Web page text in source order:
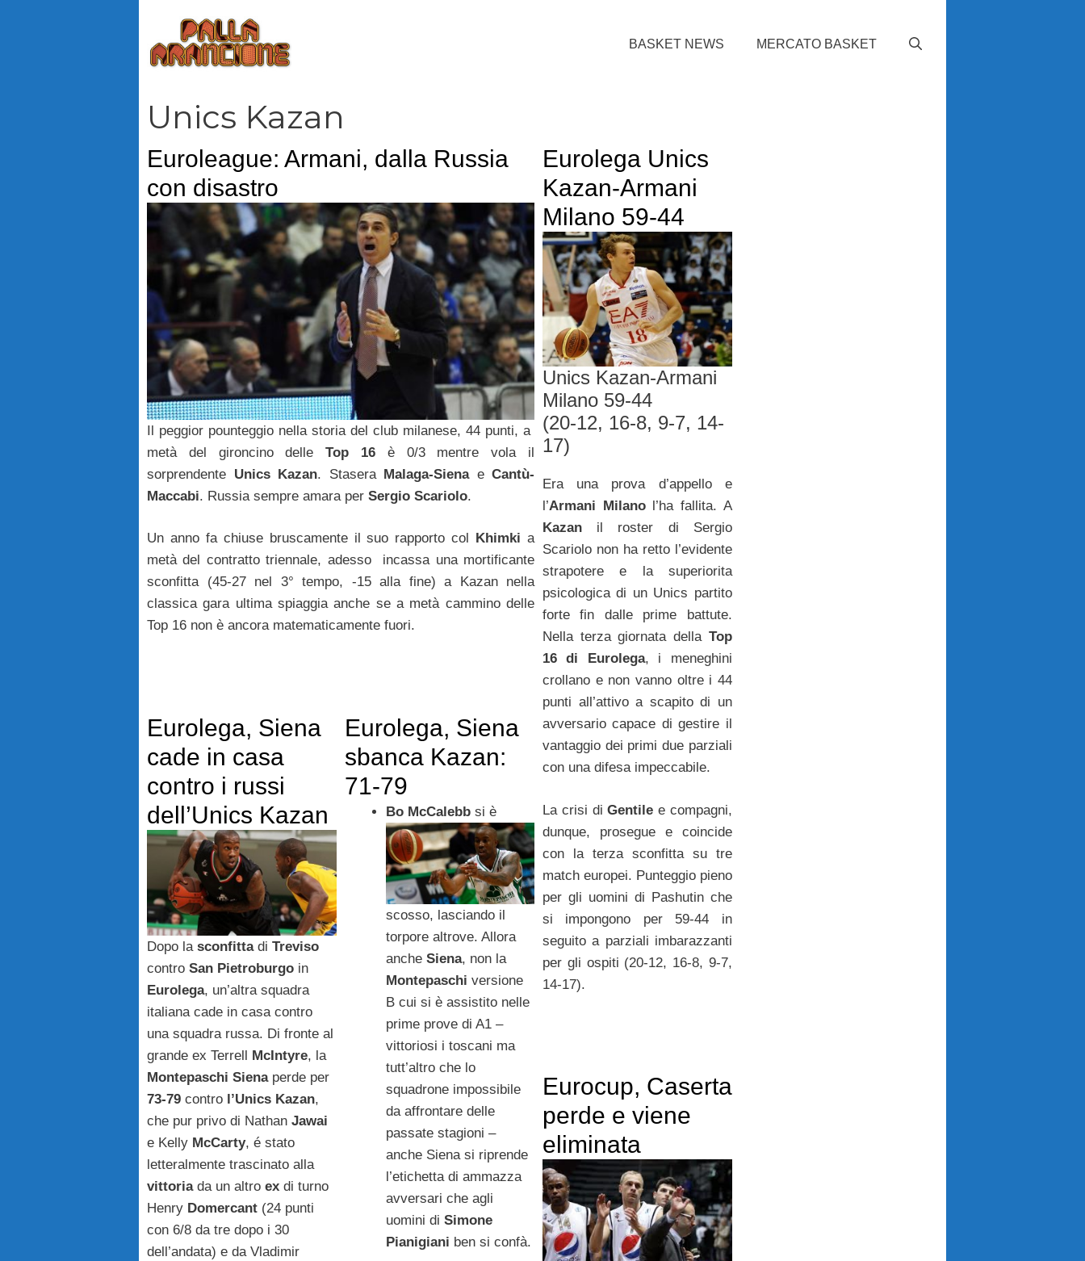
BASKET NEWS MERCATO BASKET
Unics Kazan
Euroleague: Armani, dalla Russia
con disastro
Il peggior pounteggio nella storia del club milanese, 44 punti, a
metà del gironcino delleTop 16 è 0/3 mentre vola il
sorprendente Unics Kazan. Stasera Malaga-Sienae Cantù-
Maccabi. Russia sempre amara per Sergio Scariolo.
Un anno fa chiuse bruscamente il suo rapporto col Khimki a
metà del contratto triennale, adesso incassa una mortificante
sconfitta (45-27 nel 3° tempo, -15 alla fine) a Kazan nella
classica gara ultima spiaggia anche se a metà cammino delle
Top 16 non è ancora matematicamente fuori.
Eurolega Unics
Kazan-Armani
Milano 59-44
Unics Kazan-Armani
Milano 59-44
(20-12, 16-8, 9-7, 14-
17)
Era una prova d’appello e
l’Armani Milanol’ha fallita. A
Kazanil roster di Sergio
Scariolo non ha retto l’evidente
strapotere e la superiorita
psicologica di un Unics partito
forte fin dalle prime battute.
Nella terza giornata dellaTop
16 di Eurolega, i meneghini
crollano e non vanno oltre i 44
punti all’attivo a scapito di un
avversario capace di gestire il
vantaggio dei primi due parziali
con una difesa impeccabile.
La crisi diGentile e compagni,
dunque, prosegue e coincide
con la terza sconfitta su tre
match europei. Punteggio pieno
per gli uomini di Pashutin che
si impongono per 59-44 in
seguito a parziali imbarazzanti
per gli ospiti (20-12, 16-8, 9-7,
14-17).
Eurolega, Siena
cade in casa
contro i russi
dell’Unics Kazan
Dopo la sconfittadi Treviso
contro San Pietroburgo in
Eurolega, un’altra squadra
italiana cade in casa contro
una squadra russa. Di fronte al
grande ex Terrell McIntyre, la
Montepaschi Sienaperde per
73-79 contro l’Unics Kazan,
che pur privo di Nathan Jawai
e Kelly McCarty, é stato
letteralmente trascinato alla
vittoriada un altro ex di turno
Henry Domercant (24 punti
con 6/8 da tre dopo i 30
dell’andata) e da Vladimir
Eurolega, Siena
sbanca Kazan:
71-79
Bo McCalebbsi è
scosso, lasciando il
torpore altrove. Allora
anche Siena, non la
Montepaschi versione
B cui si è assistito nelle
prime prove di A1 –
vittoriosi i toscani ma
tutt’altro che lo
squadrone impossibile
da affrontare delle
passate stagioni –
anche Siena si riprende
l’etichetta di ammazza
avversari che agli
uomini di Simone
Pianigiani ben si confà.
Eurocup, Caserta
perde e viene
eliminata